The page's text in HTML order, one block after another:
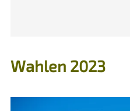
Wahlen 2023